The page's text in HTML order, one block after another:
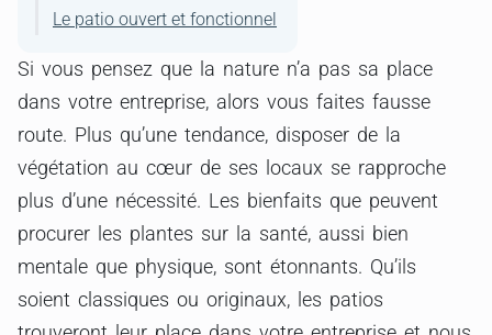
Le patio ouvert et fonctionnel
Si vous pensez que la nature n’a pas sa place
dans votre entreprise, alors vous faites fausse
route. Plus qu’une tendance, disposer de la
végétation au cœur de ses locaux se rapproche
plus d’une nécessité. Les bienfaits que peuvent
procurer les plantes sur la santé, aussi bien
mentale que physique, sont étonnants. Qu’ils
soient classiques ou originaux, les patios